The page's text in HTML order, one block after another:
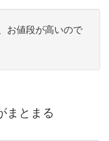
お値段が高いので
まとまる